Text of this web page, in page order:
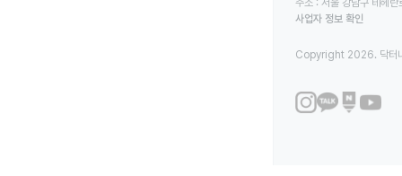
주소 : 서울 강남구 테헤
사업자 정보 확인
Copyright 2026. 닥터